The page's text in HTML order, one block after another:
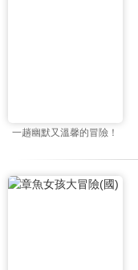
一趟幽默又溫馨的冒險！